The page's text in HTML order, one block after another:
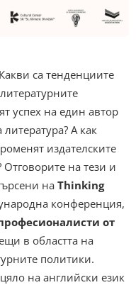
са тенденциите
успех на един автор
А как
издателските
на тези и
на Thinking
конференция,
от
в областта на
политики.
на английски език